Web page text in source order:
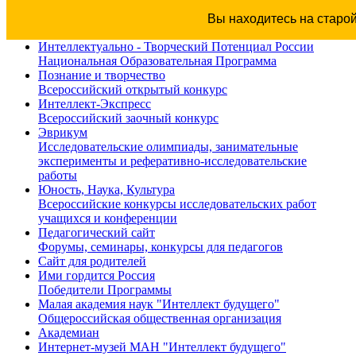
Вы находитесь на
Интеллектуально - Творческий Потенциал России
Национальная Образовательная Программа
Познание и творчество
Всероссийский открытый конкурс
Интеллект-Экспресс
Всероссийский заочный конкурс
Эврикум
Исследовательские олимпиады, занимательные
эксперименты и реферативно-исследовательские
работы
Юность, Наука, Культура
Всероссийские конкурсы исследовательских работ
учащихся и конференции
Педагогический сайт
Форумы, семинары, конкурсы для педагогов
Сайт для родителей
Ими гордится Россия
Победители Программы
Малая академия наук "Интеллект будущего"
Общероссийская общественная организация
Академиан
Интернет-музей МАН "Интеллект будущего"